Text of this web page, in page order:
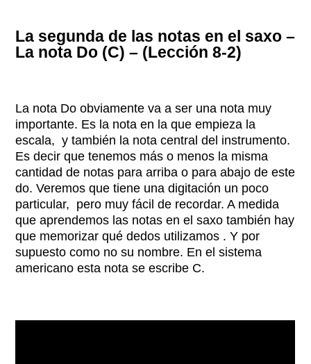
La segunda de las notas en el saxo –
La nota Do (C) – (Lección 8-2)
La nota Do obviamente va a ser una nota muy
importante. Es la nota en la que empieza la
escala, y también la nota central del instrumento.
Es decir que tenemos más o menos la misma
cantidad de notas para arriba o para abajo de este
do. Veremos que tiene una digitación un poco
particular, pero muy fácil de recordar. A medida
que aprendemos las notas en el saxo también hay
que memorizar qué dedos utilizamos . Y por
supuesto como no su nombre. En el sistema
americano esta nota se escribe C.